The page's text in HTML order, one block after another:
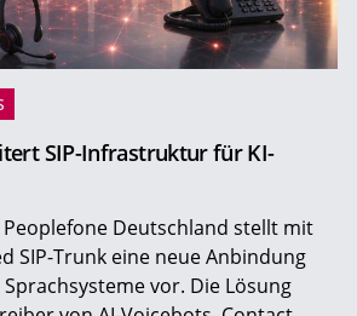
SIP-Infrastruktur für KI-
Deutschland stellt mit
SIP-Trunk eine neue Anbindung
vor. Die Lösung